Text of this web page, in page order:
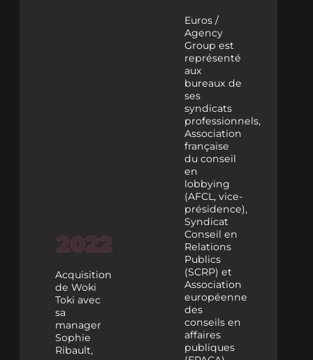
Acquisition
de Woki
Toki avec
sa
manager
Sophie
Ribault,
Euros /
Agency
Group est
représenté
aux
bureaux de
ses
syndicats
professionnels,
Association
française
du conseil
en
lobbying
(AFCL, vice-
présidence),
Syndicat
Conseil en
Relations
Publics
(SCRP) et
Association
européenne
des
conseils en
affaires
publiques